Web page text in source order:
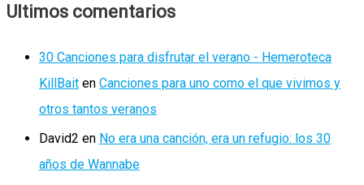
Ultimos comentarios
30 Canciones para disfrutar el verano - Hemeroteca
KillBait en Canciones para uno como el que vivimos y
otros tantos veranos
David2 en No era una canción, era un refugio: los 30
años de Wannabe